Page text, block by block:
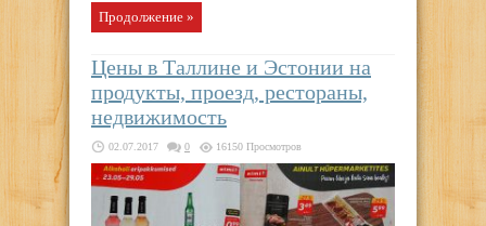
Продолжение »
Цены в Таллине и Эстонии на
продукты, проезд, рестораны,
недвижимость
02.07.2017 0 16150 Просмотров